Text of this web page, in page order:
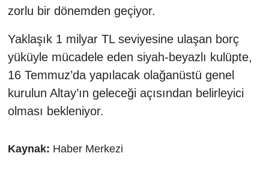
zorlu bir dönemden geçiyor.
Yaklaşık 1 milyar TL seviyesine ulaşan borç
yüküyle mücadele eden siyah-beyazlı kulüpte,
16 Temmuz’da yapılacak olağanüstü genel
kurulun Altay’ın geleceği açısından belirleyici
olması bekleniyor.
Kaynak: Haber Merkezi